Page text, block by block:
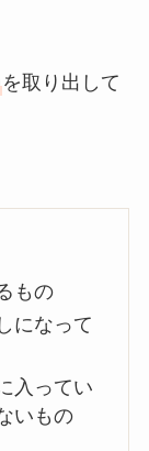
を取り出して
もの
になって
入ってい
いもの